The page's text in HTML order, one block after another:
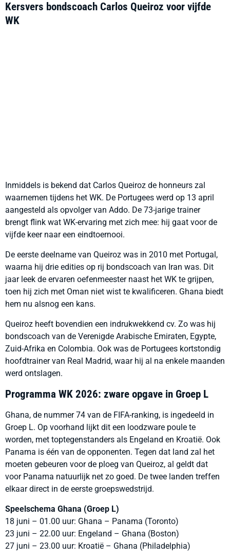
Kersvers bondscoach Carlos Queiroz voor vijfde
WK
Inmiddels is bekend dat Carlos Queiroz de honneurs zal
waarnemen tijdens het WK. De Portugees werd op 13 april
aangesteld als opvolger van Addo. De 73-jarige trainer
brengt flink wat WK-ervaring met zich mee: hij gaat voor de
vijfde keer naar een eindtoernooi.
De eerste deelname van Queiroz was in 2010 met Portugal,
waarna hij drie edities op rij bondscoach van Iran was. Dit
jaar leek de ervaren oefenmeester naast het WK te grijpen,
toen hij zich met Oman niet wist te kwalificeren. Ghana biedt
hem nu alsnog een kans.
Queiroz heeft bovendien een indrukwekkend cv. Zo was hij
bondscoach van de Verenigde Arabische Emiraten, Egypte,
Zuid-Afrika en Colombia. Ook was de Portugees kortstondig
hoofdtrainer van Real Madrid, waar hij al na enkele maanden
werd ontslagen.
Programma WK 2026: zware opgave in Groep L
Ghana, de nummer 74 van de FIFA-ranking, is ingedeeld in
Groep L. Op voorhand lijkt dit een loodzware poule te
worden, met toptegenstanders als Engeland en Kroatië. Ook
Panama is één van de opponenten. Tegen dat land zal het
moeten gebeuren voor de ploeg van Queiroz, al geldt dat
voor Panama natuurlijk net zo goed. De twee landen treffen
elkaar direct in de eerste groepswedstrijd.
Speelschema Ghana (Groep L)
18 juni – 01.00 uur: Ghana – Panama (Toronto)
23 juni – 22.00 uur: Engeland – Ghana (Boston)
27 juni – 23.00 uur: Kroatië – Ghana (Philadelphia)